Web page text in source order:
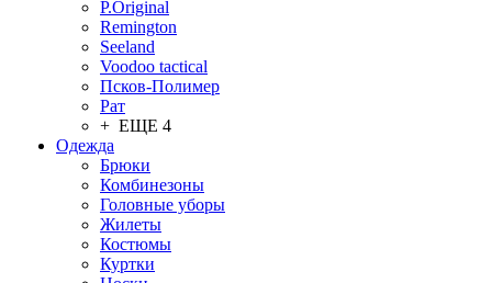
P.Original
Remington
Seeland
Voodoo tactical
Псков-Полимер
Рат
+ ЕЩЕ 4
Одежда
Брюки
Комбинезоны
Головные уборы
Жилеты
Костюмы
Куртки